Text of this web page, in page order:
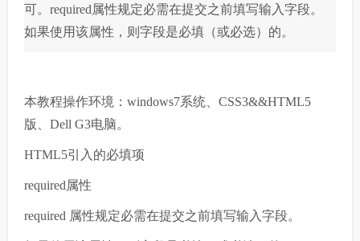
可。required属性规定必需在提交之前填写输入字段。
如果使用该属性，则字段是必填（或必选）的。
本教程操作环境：windows7系统、CSS3&&HTML5
版、Dell G3电脑。
HTML5引入的必填项
required属性
required 属性规定必需在提交之前填写输入字段。